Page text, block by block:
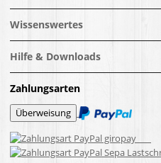
Wissenswertes
Hilfe & Downloads
Zahlungsarten